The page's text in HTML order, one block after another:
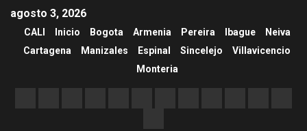
agosto 3, 2026
CALI Inicio Bogota Armenia Pereira Ibague
Neiva
Cartagena
Manizales Espinal Sincelejo
Villavicencio
Monteria